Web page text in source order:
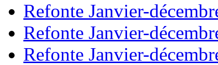
Refonte Janvier-
Refonte Janvier-
Refonte Janvier-